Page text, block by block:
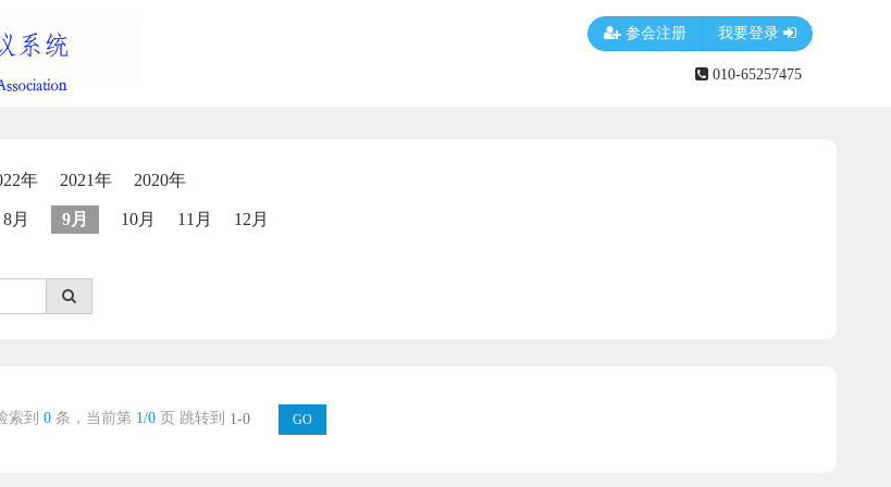
参会注册 我要登录
010-65257475
年 2021年 2020年
8月 9月 10月 11月 12月
索到 0 条，当前第 1/0 页 跳转到